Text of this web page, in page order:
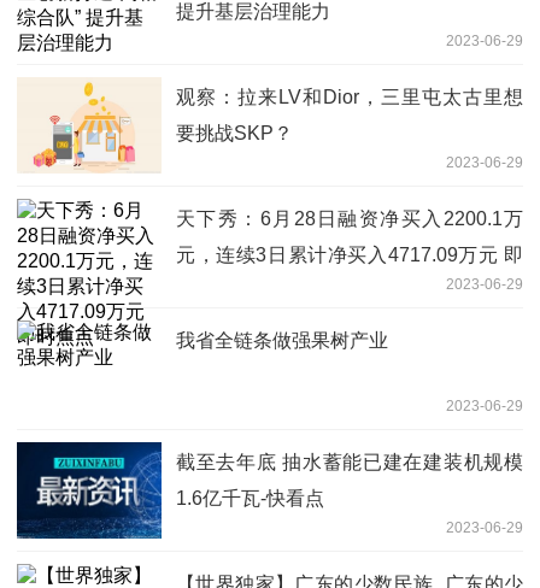
提升基层治理能力
2023-06-29
观察：拉来LV和Dior，三里屯太古里想
要挑战SKP？
2023-06-29
天下秀：6月28日融资净买入2200.1万
元，连续3日累计净买入4717.09万元 即
2023-06-29
我省全链条做强果树产业
2023-06-29
截至去年底 抽水蓄能已建在建装机规模
1.6亿千瓦-快看点
2023-06-29
【世界独家】广东的少数民族_广东的少